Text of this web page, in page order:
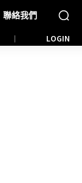
聯絡我們
LOGIN